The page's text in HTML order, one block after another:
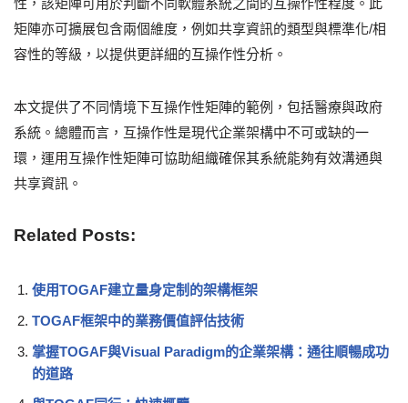
矩陣亦可擴展包含兩個維度，例如共享資訊的類型與標準化/相
容性的等級，以提供更詳細的互操作性分析。
本文提供了不同情境下互操作性矩陣的範例，包括醫療與政府
系統。總體而言，互操作性是現代企業架構中不可或缺的一
環，運用互操作性矩陣可協助組織確保其系統能夠有效溝通與
共享資訊。
Related Posts:
使用TOGAF建立量身定制的架構框架
TOGAF框架中的業務價值評估技術
掌握TOGAF與Visual Paradigm的企業架構：通往順暢成功
的道路